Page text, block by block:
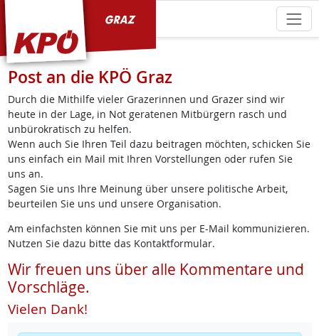
Post an die KPÖ Graz
Durch die Mithilfe vieler Grazerinnen und Grazer sind wir
heute in der Lage, in Not geratenen Mitbürgern rasch und
unbürokratisch zu helfen.
Wenn auch Sie Ihren Teil dazu beitragen möchten, schicken Sie
uns einfach ein Mail mit Ihren Vorstellungen oder rufen Sie
uns an.
Sagen Sie uns Ihre Meinung über unsere politische Arbeit,
beurteilen Sie uns und unsere Organisation.
Am einfachsten können Sie mit uns per E-Mail kommunizieren.
Nutzen Sie dazu bitte das Kontaktformular.
Wir freuen uns über alle Kommentare und
Vorschläge.
Vielen Dank!